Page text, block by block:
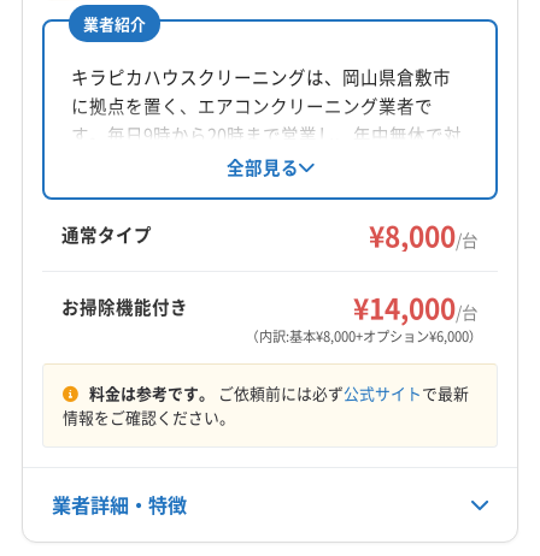
所在地
岡山県岡山市南区米倉68-13
対応地域
岡山市中区
岡山市南区
岡山市北区 笠岡市 玉野市
高梁市
新見市
真庭市 浅口市
倉敷市
加賀郡吉備中央町
久米郡美咲町
勝田郡奈義町
小田郡矢掛町
真庭郡新庄村
都窪郡早島町
苫田郡鏡野町
和気郡和気町
8:00〜17:00
定休日
電話番号
業者紹介
キラピカハウスクリーニングは、岡山県倉敷市
に拠点を置く、エアコンクリーニング業者で
す。毎日9時から20時まで営業し、年中無休で対
応。基本料金は1台8000円からです。除菌・消
臭・防カビコートが無料で、現地でのクレジッ
トカード・PayPay決済が可能です。損害保険に
も加入しており、安心のサービスを提供してい
全部見る
通常タイプ ¥8,000/台
お掃除機能付き ¥14,000/台
（内訳:基本¥8,000+オプション¥6,000）
料金は参考です。 ご依頼前には必ず公式サイトで最新
情報をご確認ください。
業者詳細・特徴